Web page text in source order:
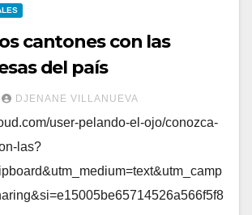
cantones con las
del país
DJENANE VILLANUEVA
user-pelando-el-ojo/conozca-
las?